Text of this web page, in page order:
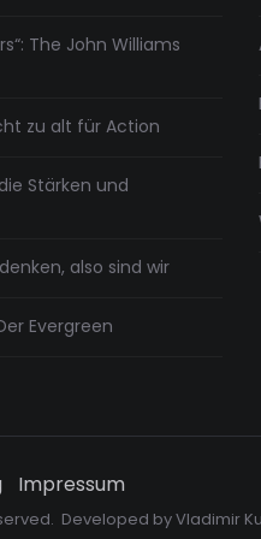
The John Williams
zu alt für Action
Stärken und
also sind wir
Evergreen
Impressum
Developed byVladimir